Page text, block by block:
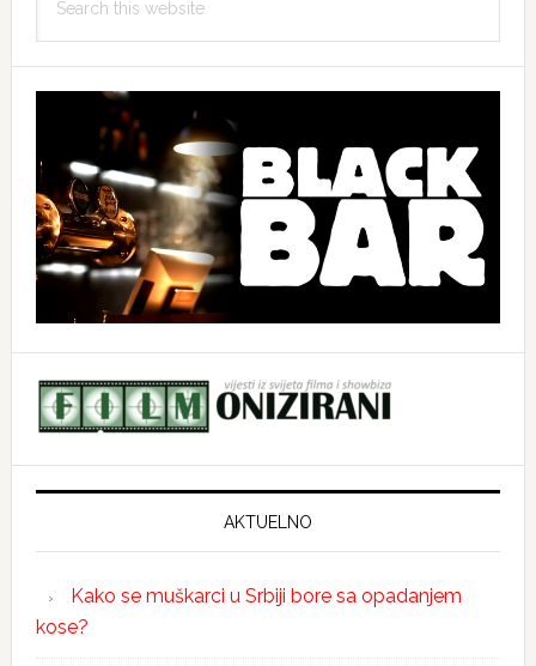
this
AKTUELNO
Kako se muškarci u Srbiji bore sa opadanjem
kose?